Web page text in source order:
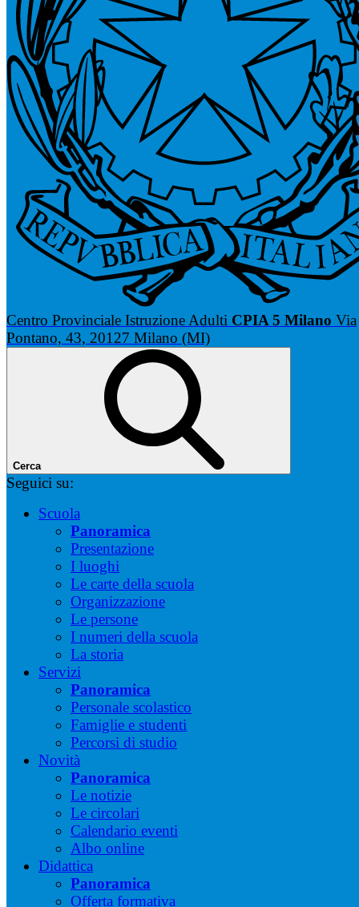
Centro Provinciale Istruzione Adulti CPIA 5 Milano Via
Pontano, 43, 20127 Milano (MI)
Cerca
Seguici su:
Scuola
Panoramica
Presentazione
I luoghi
Le carte della scuola
Organizzazione
Le persone
I numeri della scuola
La storia
Servizi
Panoramica
Personale scolastico
Famiglie e studenti
Percorsi di studio
Novità
Panoramica
Le notizie
Le circolari
Calendario eventi
Albo online
Didattica
Panoramica
Offerta formativa